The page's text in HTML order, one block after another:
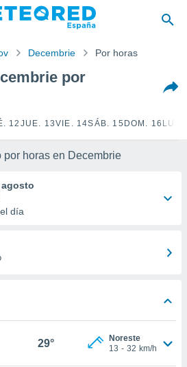
Decembrie Por horas
por
12 JUE. 13VIE. 14SÁB. 15 DOM. 16
por horas en Decembrie
agosto
día
29°
Noreste
13 - 32 km/h